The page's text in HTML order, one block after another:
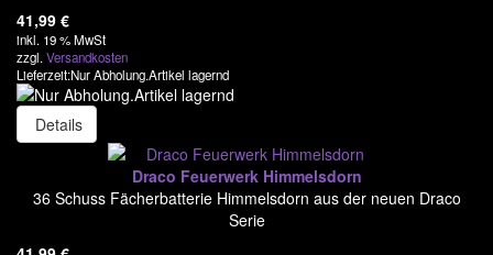
Nico
Pyrogenie
Riakeo
Startrade
41,99 €
inkl. 19 % MwSt
zzgl.Versandkosten
Lieferzeit:Nur Abholung.Artikel lagernd
Details
Draco Feuerwerk Himmelsdorn
36 Schuss Fächerbatterie Himmelsdorn aus der neuen Draco
Serie